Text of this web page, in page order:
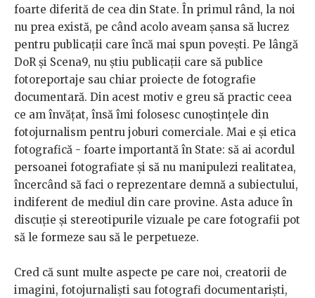
foarte diferită de cea din State. În primul rând, la noi
nu prea există, pe când acolo aveam șansa să lucrez
pentru publicații care încă mai spun povești. Pe lângă
DoR și Scena9, nu știu publicații care să publice
fotoreportaje sau chiar proiecte de fotografie
documentară. Din acest motiv e greu să practic ceea
ce am învățat, însă îmi folosesc cunoștințele din
fotojurnalism pentru joburi comerciale. Mai e și etica
fotografică - foarte importantă în State: să ai acordul
persoanei fotografiate și să nu manipulezi realitatea,
încercând să faci o reprezentare demnă a subiectului,
indiferent de mediul din care provine. Asta aduce în
discuție și stereotipurile vizuale pe care fotografii pot
să le formeze sau să le perpetueze.
Cred că sunt multe aspecte pe care noi, creatorii de
imagini, fotojurnaliști sau fotografi documentariști,